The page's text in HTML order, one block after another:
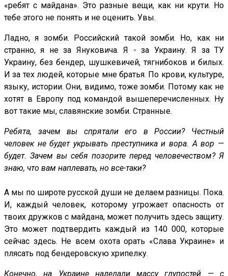
«ребят с майдана». Это разные вещи, как ни крути. Но
тебе этого не понять и не оценить. Увы.
Ладно, я зомби. Российский такой зомби. Но, как ни
странно, я не за Януковича. Я - за Украину. Я за ТУ
Украину, без бендер, шушкевичей, тягнибоков и билых.
И за тех людей, которые мне братья. По крови, культуре,
языку, истории. Они, видимо, тоже зомби. Потому как не
хотят в Европу под командой вышеперечисленных. Ну
вот такие мы, славянские зомби. Странные.
Ребята, зачем вы спрятали его в России? Честный
человек не будет укрывать преступника и вора. А вор —
будет. Зачем вы себя позорите перед человечеством? Я
знаю, что вам наплевать, но все-таки?
А мы по широте русской души не делаем разницы. Пока.
И, каждый человек, которому угрожает опасность от
твоих дружков с майдана, может получить здесь защиту.
Это может подтвердить каждый из 140 000, которые
сейчас здесь. Не всем охота орать «Слава Украине» и
плясать под бендеровскую хрипелку.
Конечно, на Украине наделали массу глупостей — с